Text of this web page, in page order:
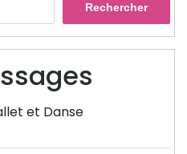
Rechercher
et Danse